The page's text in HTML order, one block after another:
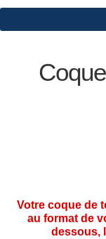
Votre coque de
au format de
dessous,